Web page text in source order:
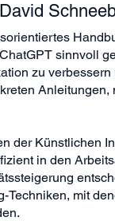
sinnvoll
zu
der Künstlichen
in den
Techniken, mit